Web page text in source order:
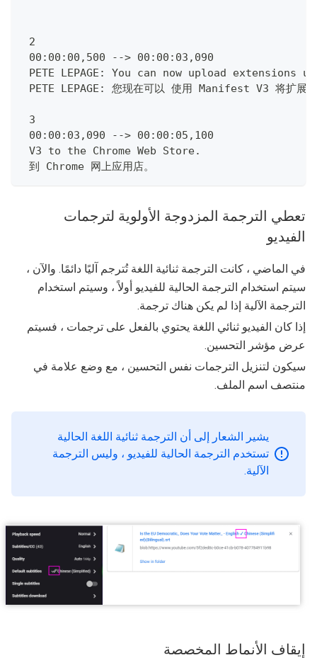
2
00:00:00,500 --> 00:00:03,090
PETE LEPAGE: You can now upload extensions
PETE LEPAGE: 您现在可以 使用 Manifest V3 将扩展
3
00:00:03,090 --> 00:00:05,100
V3 to the Chrome Web Store.
到 Chrome 网上应用店。
تعطي الترجمة المزدوجة الأولوية لترجمات
الفيديو
في الماضي ، كانت الترجمة ثنائية اللغة تُترجم آليًا دائمًا. والآن ،
سيتم استخدام الترجمة الحالية للفيديو أولاً ، وسيتم استخدام
الترجمة الآلية إذا لم يكن هناك ترجمة.
إذا كان الفيديو ثنائي اللغة يحتوي بالفعل على ترجمات ، فسيتم
عرض مؤشر التحسين.
سيكون لتنزيل الترجمات نفس التحسين ، مع وضع علامة في
منتصف اسم الملف.
يشير الشعار إلى أن الترجمة ثنائية اللغة الحالية
تستخدم الترجمة الحالية للفيديو ، وليس الترجمة
الآلية.
إيقاف الأنماط المخصصة